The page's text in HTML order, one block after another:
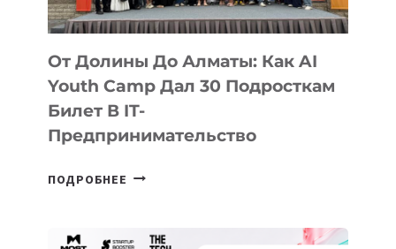
От Долины До Алматы: Как AI
Youth Camp Дал 30 Подросткам
Билет В IT-
Предпринимательство
ПОДРОБНЕЕ ОТ
АЛМАТЫ: